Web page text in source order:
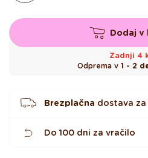
v
e
z
Dodaj v
Zadnji 4
Odprema v 1 - 2
Brezplačna dostava
Do 100 dni za vračilo